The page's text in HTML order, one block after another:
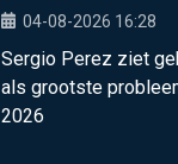
04-08-2026 16:28
Sergio Perez ziet
als grootste
2026